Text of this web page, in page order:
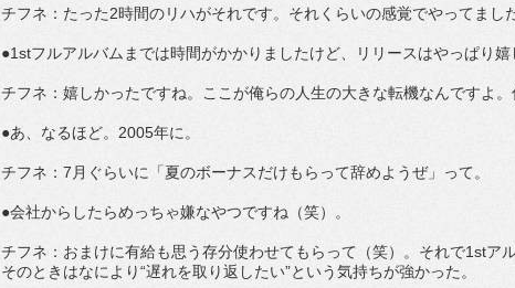
チフネ：たった2時間のリハがそれです。それくらいの感覚でやってました
●1stフルアルバムまでは時間がかかりましたけど、リリースはやっぱり嬉
チフネ：嬉しかったですね。ここが俺らの人生の大きな転機なんですよ。
●あ、なるほど。2005年に。
チフネ：7月ぐらいに「夏のボーナスだけもらって辞めようぜ」って。
●会社からしたらめっちゃ嫌なやつですね（笑）。
チフネ：おまけに有給も思う存分使わせてもらって（笑）。それで1stア
そのときはなにより“遅れを取り返したい”という気持ちが強かった。